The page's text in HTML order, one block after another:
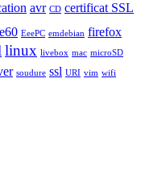
avr CD certificat SSL
e60 EeePC emdebian firefox
linux livebox mac microSD
soudure ssl URI vim wifi